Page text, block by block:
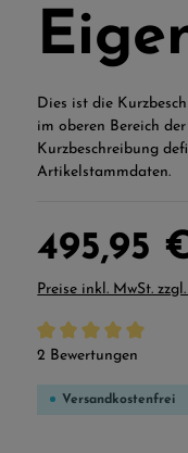
Dies ist die
im oberen Bereich
Kurzbeschreibung
Artikelstammdaten.
495,95
Preise inkl. MwSt.
Durchschnittliche
2 Bewertungen
Versandkostenfrei